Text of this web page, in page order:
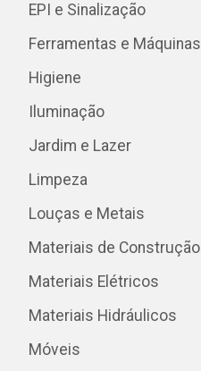
EPI e Sinalização
Ferramentas e Máquinas
Higiene
Iluminação
Jardim e Lazer
Limpeza
Louças e Metais
Materiais de Construção
Materiais Elétricos
Materiais Hidráulicos
Móveis